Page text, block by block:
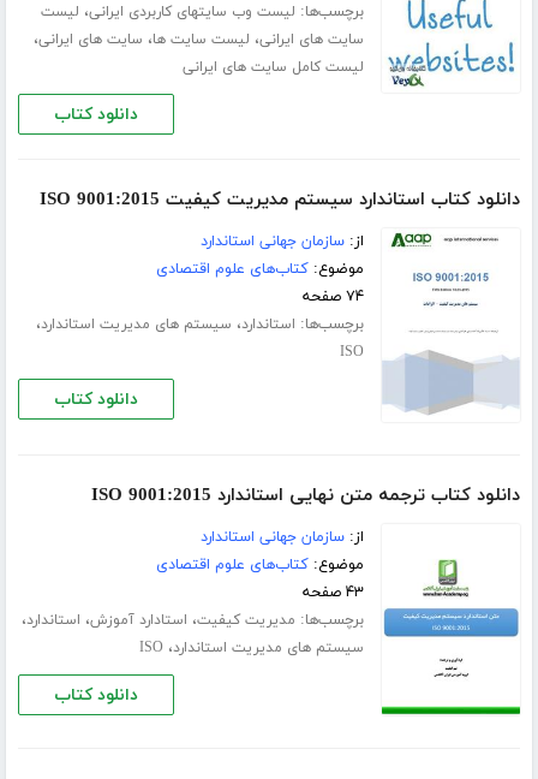
برچسب‌ها: لیست وب سایتهای کاربردی ایرانی، لیست
سایت های ایرانی، لیست سایت ها، سایت های ایرانی،
لیست کامل سایت های ایرانی
دانلود کتاب
دانلود کتاب استاندارد سیستم مدیریت کیفیت ISO 9001:2015
از:سازمان جهانی استاندارد
موضوع:کتاب‌های علوم اقتصادی
۷۴ صفحه
برچسب‌ها: استاندارد، سیستم های مدیریت استاندارد،
ISO
دانلود کتاب
دانلود کتاب ترجمه متن نهایی استاندارد ISO 9001:2015
از:سازمان جهانی استاندارد
موضوع:کتاب‌های علوم اقتصادی
۴۳ صفحه
برچسب‌ها: مدیریت کیفیت، استادارد آموزش، استاندارد،
سیستم های مدیریت استاندارد، ISO
دانلود کتاب